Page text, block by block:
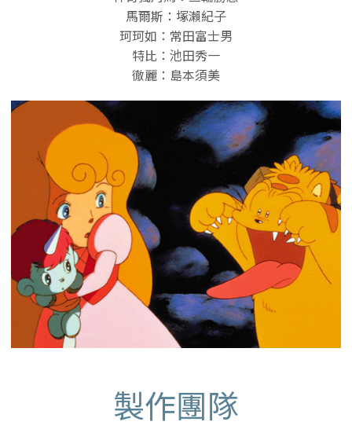
馬爾斯：塚瀨紀子
珂珂如：常田富士男
特比：池田秀一
徹麗：島本須美
製作團隊